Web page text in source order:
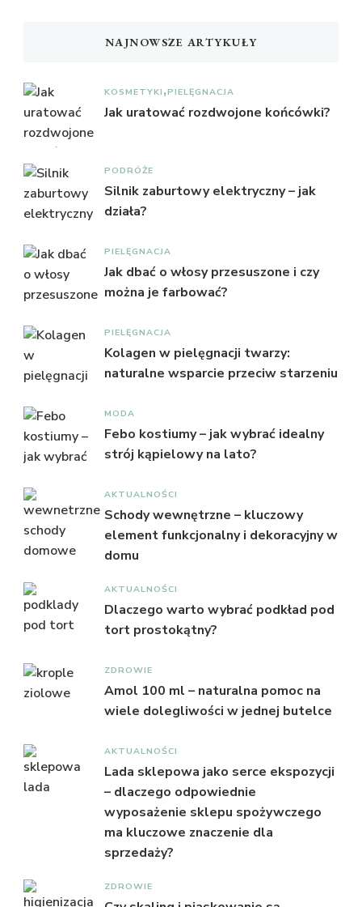
NAJNOWSZE ARTYKUŁY
KOSMETYKI PIELĘGNACJA
Jak uratować rozdwojone końcówki?
PODRÓŻE
Silnik zaburtowy elektryczny – jak
działa?
PIELĘGNACJA
Jak dbać o włosy przesuszone i czy
można je farbować?
PIELĘGNACJA
Kolagen w pielęgnacji twarzy:
naturalne wsparcie przeciw starzeniu
MODA
Febo kostiumy – jak wybrać idealny
strój kąpielowy na lato?
AKTUALNOŚCI
Schody wewnętrzne – kluczowy
element funkcjonalny i dekoracyjny w
domu
AKTUALNOŚCI
Dlaczego warto wybrać podkład pod
tort prostokątny?
ZDROWIE
Amol 100 ml – naturalna pomoc na
wiele dolegliwości w jednej butelce
AKTUALNOŚCI
Lada sklepowa jako serce ekspozycji
– dlaczego odpowiednie
wyposażenie sklepu spożywczego
ma kluczowe znaczenie dla
sprzedaży?
ZDROWIE